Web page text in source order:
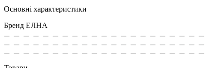
Основні характеристики
Бренд ЕЛНА